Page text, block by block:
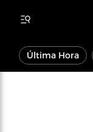
Última Hora